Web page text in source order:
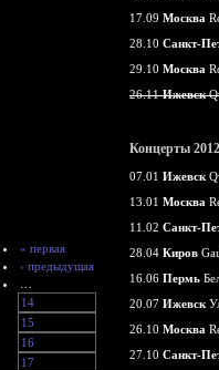
« первая
‹ предыдущая
14
15
16
17
17.09 Москва
28.10 Санкт-
29.10 Москва
26.11Ижевск
Концерты 2012
07.01 Ижевск
13.01 Москва
11.02 Санкт-
28.04 Киров
16.06 Пермь
20.07 Ижевск
26.10 Москва
27.10 Санкт-